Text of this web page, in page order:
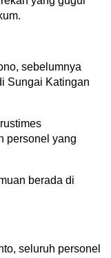
sebelumnya
Sungai Katingan
personel yang
berada di
seluruh personel